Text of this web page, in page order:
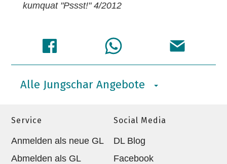
kumquat "Pssst!" 4/2012
Alle Jungschar Angebote
Service
Anmelden als neue GL
Abmelden als GL
Social Media
DL Blog
Facebook